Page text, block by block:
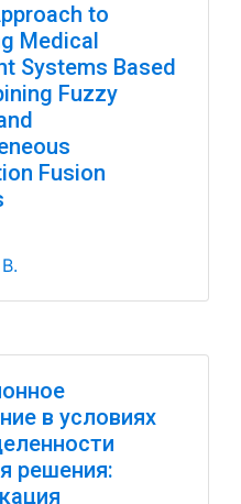
to
Medical
Systems Based
Fuzzy
Fusion
в условиях
решения: